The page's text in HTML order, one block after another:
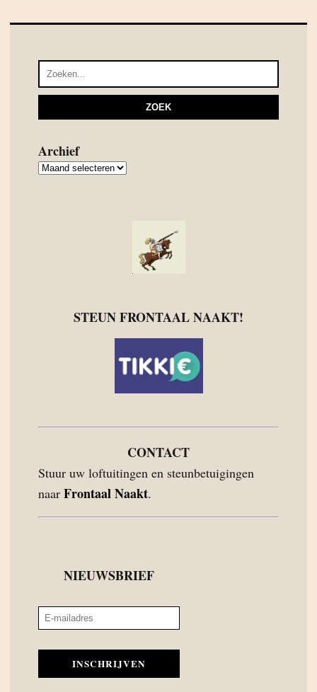
Archief
Archief
STEUN FRONTAAL NAAKT!
CONTACT
Stuur uw loftuitingen en steunbetuigingen
naar Frontaal Naakt.
NIEUWSBRIEF
INSCHRIJVEN